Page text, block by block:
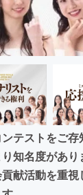
テストをご
知名度があ
献活動を重